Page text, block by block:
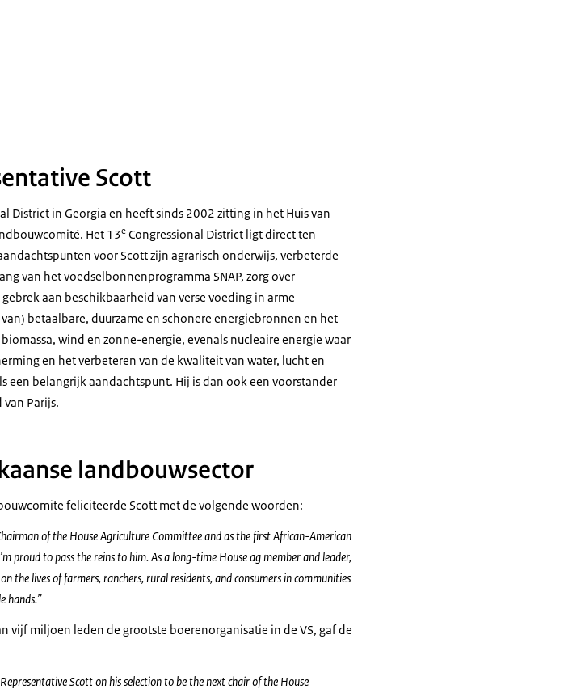
Scott
District in Georgia en heeft sinds 2002 zitting in het Huis van
Het 13e Congressional District ligt direct ten
voor Scott zijn agrarisch onderwijs, verbeterde
van het voedselbonnenprogramma SNAP, zorg over
aan beschikbaarheid van verse voeding in arme
betaalbare, duurzame en schonere energiebronnen en het
wind en zonne-energie, evenals nucleaire energie waar
en het verbeteren van de kwaliteit van water, lucht en
een belangrijk aandachtspunt. Hij is dan ook een voorstander
Parijs.
landbouwsector
feliciteerde Scott met de volgende woorden:
of the House Agriculture Committee and as the first African-American
proud to pass the reins to him. As a long-time House ag member and leader,
the lives of farmers, ranchers, rural residents, and consumers in communities
hands.”
vijf miljoen leden de grootste boerenorganisatie in de VS, gaf de
Scott on his selection to be the next chair of the House